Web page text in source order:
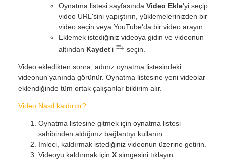
Oynatma listesi sayfasında Video Ekle'yi seçip
video URL'sini yapıştırın, yüklemelerinizden bir
video seçin veya YouTube'da bir video arayın.
Eklemek istediğiniz videoya gidin ve videonun
altından Kaydet'i seçin.
Video ekledikten sonra, adınız oynatma listesindeki
videonun yanında görünür. Oynatma listesine yeni videolar
eklendiğinde tüm ortak çalışanlar bildirim alır.
Video Nasıl kaldırılır?
Oynatma listesine gitmek için oynatma listesi
sahibinden aldığınız bağlantıyı kullanın.
İmleci, kaldırmak istediğiniz videonun üzerine getirin.
Videoyu kaldırmak için Xsimgesini tıklayın.